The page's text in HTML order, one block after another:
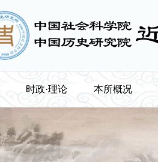
时政·理论 本所概况